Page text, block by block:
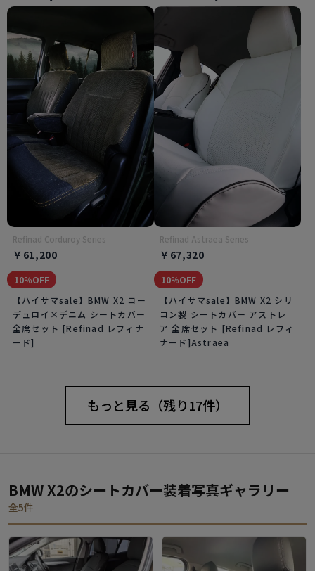
Refinad Corduroy Series
￥61,200
10％OFF
【ハイサマsale】BMW X2 コー
デュロイ×デニム シートカバー
全席セット [Refinad レフィナ
ード]
Refinad Astraea Series
￥67,320
10％OFF
【ハイサマsale】BMW X2 シリ
コン製 シートカバー アストレ
ア 全席セット [Refinad レフィ
ナード]Astraea
もっと見る（残り17件）
BMW X2のシートカバー装着写真ギャラリー
全5件